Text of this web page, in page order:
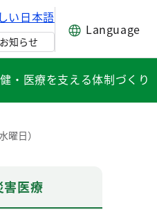
い日本語
お知らせ
Language
・医療を支える体制づくり
日）
害医療